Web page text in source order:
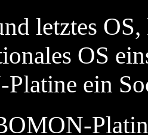
letztes
OS
ein